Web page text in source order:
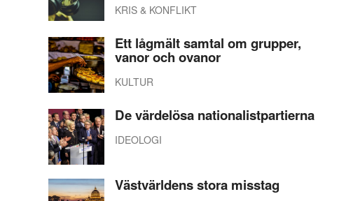
KRIS & KONFLIKT
Ett lågmält samtal om grupper,
vanor och ovanor
KULTUR
De värdelösa nationalistpartierna
IDEOLOGI
Västvärldens stora misstag